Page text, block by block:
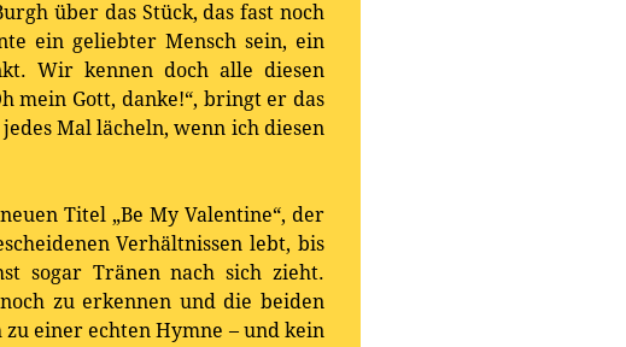
über das Stück, das fast noch
ein geliebter Mensch sein, ein
Wir kennen doch alle diesen
mein Gott, danke!“, bringt er das
Mal lächeln, wenn ich diesen
Titel „Be My Valentine“, der
Verhältnissen lebt, bis
sogar Tränen nach sich zieht.
zu erkennen und die beiden
einer echten Hymne – und kein